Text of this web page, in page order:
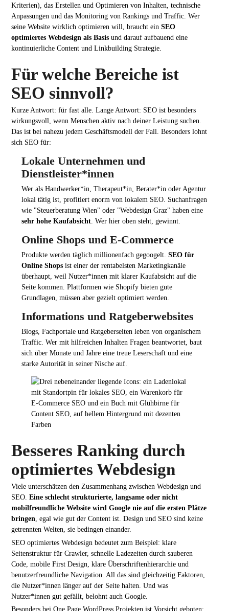
Kriterien), das Erstellen und Optimieren von Inhalten, technische
Anpassungen und das Monitoring von Rankings und Traffic. Wer
seine Website wirklich optimieren will, braucht einSEO
optimiertes Webdesign als Basis und darauf aufbauend eine
kontinuierliche Content und Linkbuilding Strategie.
Für welche Bereiche ist
SEO sinnvoll?
Kurze Antwort: für fast alle. Lange Antwort: SEO ist besonders
wirkungsvoll, wenn Menschen aktiv nach deiner Leistung suchen.
Das ist bei nahezu jedem Geschäftsmodell der Fall. Besonders lohnt
sich SEO für:
Lokale Unternehmen und
Dienstleister*innen
Wer als Handwerker*in, Therapeut*in, Berater*in oder Agentur
lokal tätig ist, profitiert enorm von lokalem SEO. Suchanfragen
wie "Steuerberatung Wien" oder "Webdesign Graz" haben eine
sehr hohe Kaufabsicht. Wer hier oben steht, gewinnt.
Online Shops und E-Commerce
Produkte werden täglich millionenfach gegoogelt. SEO für
Online Shopsist einer der rentabelsten Marketingkanäle
überhaupt, weil Nutzer*innen mit klarer Kaufabsicht auf die
Seite kommen. Plattformen wie Shopify bieten gute
Grundlagen, müssen aber gezielt optimiert werden.
Informations und Ratgeberwebsites
Blogs, Fachportale und Ratgeberseiten leben von organischem
Traffic. Wer mit hilfreichen Inhalten Fragen beantwortet, baut
sich über Monate und Jahre eine treue Leserschaft und eine
starke Autorität in seiner Nische auf.
Besseres Ranking durch
optimiertes Webdesign
Viele unterschätzen den Zusammenhang zwischen Webdesign und
SEO.Eine schlecht strukturierte, langsame oder nicht
mobilfreundliche Website wird Google nie auf die ersten Plätze
bringen , egal wie gut der Content ist. Design und SEO sind keine
getrennten Welten, sie bedingen einander.
SEO optimiertes Webdesign bedeutet zum Beispiel: klare
Seitenstruktur für Crawler, schnelle Ladezeiten durch sauberen
Code, mobile First Design, klare Überschriftenhierarchie und
benutzerfreundliche Navigation. All das sind gleichzeitig Faktoren,
die Nutzer*innen länger auf der Seite halten. Und was
Nutzer*innen gut gefällt, belohnt auch Google.
Besonders bei One Page WordPress Projekten ist Vorsicht geboten: